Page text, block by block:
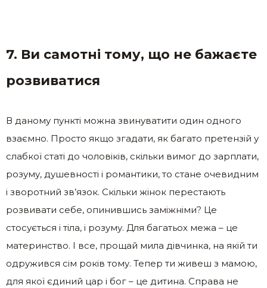
7. Ви самотні тому, що не бажаєте
розвиватися
В даному пункті можна звинуватити один одного
взаємно. Просто якщо згадати, як багато претензій у
слабкої статі до чоловіків, скільки вимог до зарплати,
розуму, душевності і романтики, то стане очевидним
і зворотний зв’язок. Скільки жінок перестають
розвивати себе, опинившись заміжніми? Це
стосується і тіла, і розуму. Для багатьох межа – це
материнство. І все, прощай мила дівчинка, на якій ти
одружився сім років тому. Тепер ти живеш з мамою,
для якої єдиний цар і бог – це дитина. Справа не